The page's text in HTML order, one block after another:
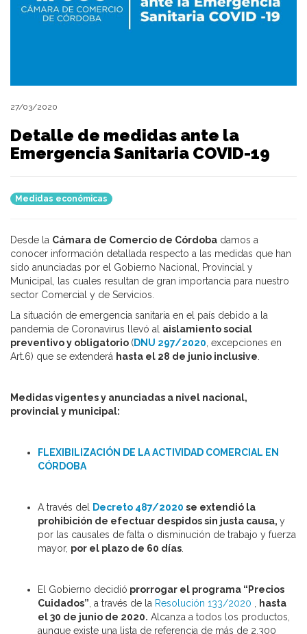
27/03/2020
Detalle de medidas ante la
Emergencia Sanitaria COVID-19
Medidas económicas
Desde la Cámara de Comercio de Córdoba damos a
conocer información detallada respecto a las medidas que han
sido anunciadas por el Gobierno Nacional, Provincial y
Municipal, las cuales resultan de gran importancia para nuestro
sector Comercial y de Servicios.
La situación de emergencia sanitaria en el país debido a la
pandemia de Coronavirus llevó al aislamiento social
preventivo y obligatorio (DNU 297/2020 , excepciones en
Art.6) que se extenderá hasta el 28 de junio inclusive
Medidas vigentes y anunciadas a nivel nacional,
provincial y municipal:
FLEXIBILIZACIÓN DE LA ACTIVIDAD COMERCIAL EN
CÓRDOBA
A través del Decreto 487/2020 se extendió la
prohibición de efectuar despidos sin justa causa, y
por las causales de falta o disminución de trabajo y fuerza
mayor, por el plazo de 60 días
El Gobierno decidió prorrogar el programa “Precios
Cuidados” , a través de la Resolución 133/2020
hasta
el 30 de junio de 2020. Alcanza a todos los productos,
aunque existe una lista de referencia de más de 2.300